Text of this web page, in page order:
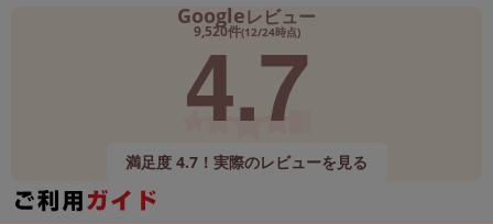
Googleレビュー
9,520件(12/24時点)
4.7
満足度 4.7！実際のレビューを見る